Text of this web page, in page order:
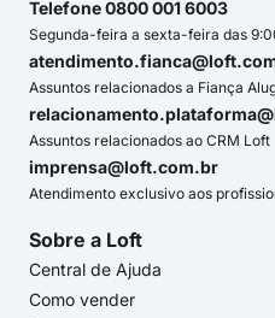
Telefone 0800 001 6003
Segunda-feira a sexta-feira das
Assuntos relacionados a Fiança
Assuntos relacionados ao CRM Loft
imprensa@loft.com.br
Atendimento exclusivo aos
Sobre a Loft
Central de Ajuda
Como vender